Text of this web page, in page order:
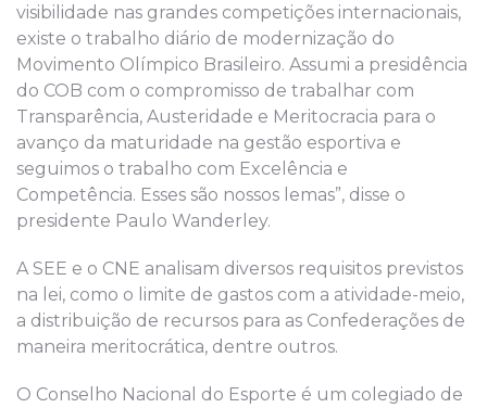
visibilidade nas grandes competições internacionais,
existe o trabalho diário de modernização do
Movimento Olímpico Brasileiro. Assumi a presidência
do COB com o compromisso de trabalhar com
Transparência, Austeridade e Meritocracia para o
avanço da maturidade na gestão esportiva e
seguimos o trabalho com Excelência e
Competência. Esses são nossos lemas”, disse o
presidente Paulo Wanderley.
A SEE e o CNE analisam diversos requisitos previstos
na lei, como o limite de gastos com a atividade-meio,
a distribuição de recursos para as Confederações de
maneira meritocrática, dentre outros.
O Conselho Nacional do Esporte é um colegiado de